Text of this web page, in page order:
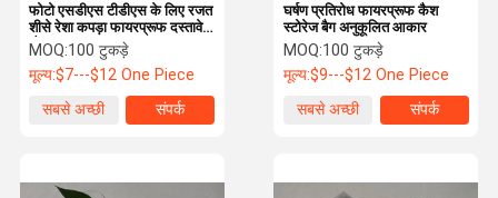
घर्षण प्रतिरोध फायरप्रूफ कैश
स्टोरेज बैग अनुकूलित आकार
MOQ:100 टुकड़े
मूल्य:$9---$12 One Piece
सबसे अच्छी
संपर्क
फोटो एसडीएस टीडीएस के लिए रजत
शीसे रेशा कपड़ा फायरप्रूफ दस्तावेज़
थैला
MOQ:100 टुकड़े
मूल्य:$7---$12 One Piece
सबसे अच्छी
संपर्क